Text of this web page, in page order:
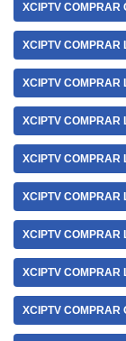
XCIPTV COMPRAR
XCIPTV COMPRAR
XCIPTV COMPRAR
XCIPTV COMPRAR
XCIPTV COMPRAR
XCIPTV COMPRAR
XCIPTV COMPRAR
XCIPTV COMPRAR
XCIPTV COMPRAR